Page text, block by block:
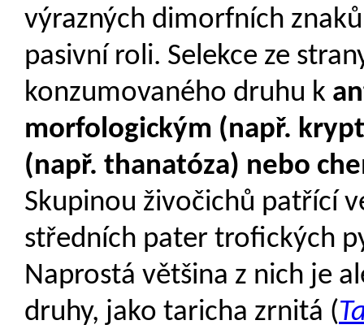
výrazných dimorfních
pasivní roli. Selekce ze
konzumovaného druhu k
morfologickým (např.
(např. thanatóza) nebo
Skupinou živočichů patřící
středních pater trofických
Naprostá většina z nich je
druhy, jako taricha zrnitá (